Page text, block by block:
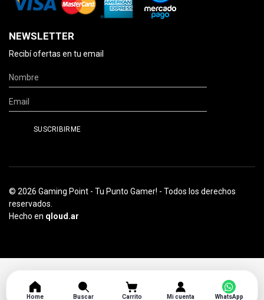
NEWSLETTER
Recibí ofertas en tu email
© 2026 Gaming Point - Tu Punto Gamer! - Todos los derechos
reservados.
Hecho en qloud.ar
Home Buscar Carrito Mi cuenta